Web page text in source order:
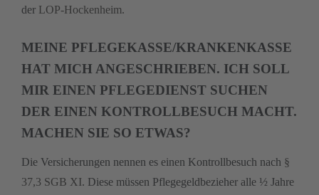
der LOP-Hockenheim.
MEINE PFLEGEKASSE/KRANKENKASSE
HAT MICH ANGESCHRIEBEN. ICH SOLL
MIR EINEN PFLEGEDIENST SUCHEN
DER EINEN KONTROLLBESUCH MACHT.
MACHEN SIE SO ETWAS?
Die Versicherungen nennen es einen Kontrollbesuch nach §
37,3 SGB XI. Diese müssen Pflegegeldbezieher alle ½ Jahre